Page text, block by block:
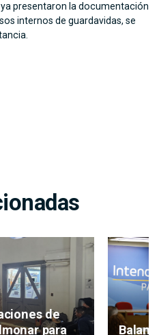
presentaron la documentación
internos de guardavidas, se
de
para